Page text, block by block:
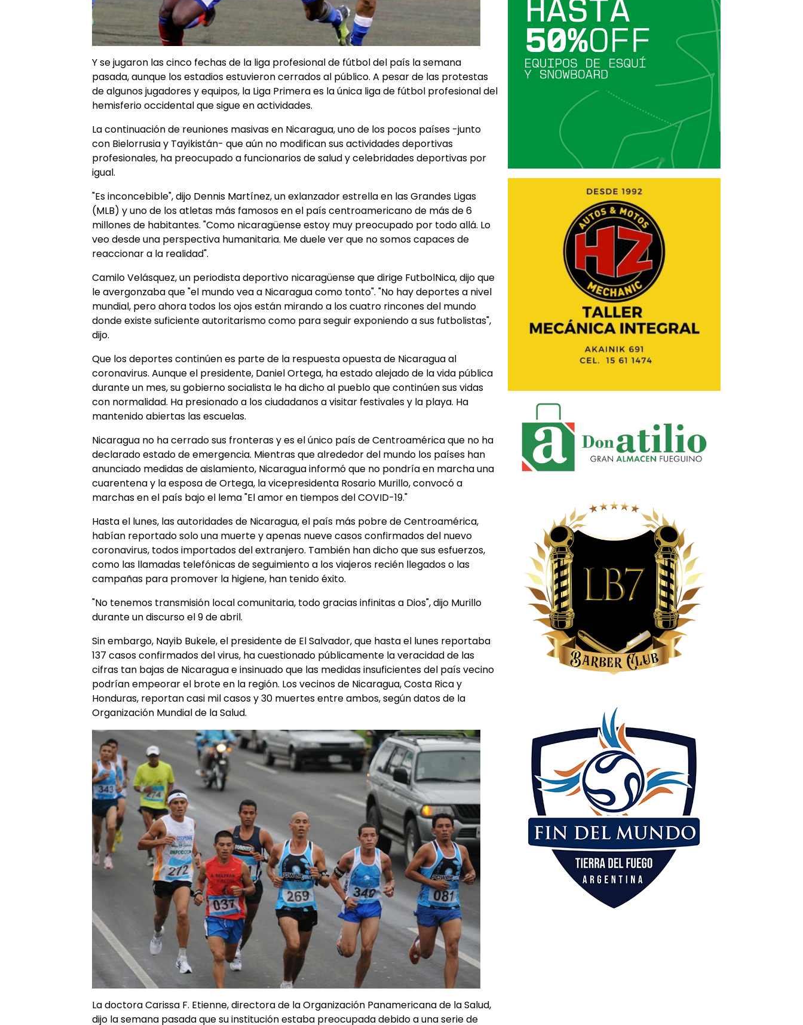
Y se jugaron las cinco fechas de la liga profesional de fútbol del país la semana
pasada, aunque los estadios estuvieron cerrados al público. A pesar de las protestas
de algunos jugadores y equipos, la Liga Primera es la única liga de fútbol profesional del
hemisferio occidental que sigue en actividades.
La continuación de reuniones masivas en Nicaragua, uno de los pocos países -junto
con Bielorrusia y Tayikistán- que aún no modifican sus actividades deportivas
profesionales, ha preocupado a funcionarios de salud y celebridades deportivas por
igual.
"Es inconcebible", dijo Dennis Martínez, un exlanzador estrella en las Grandes Ligas
(MLB) y uno de los atletas más famosos en el país centroamericano de más de 6
millones de habitantes. "Como nicaragüense estoy muy preocupado por todo allá. Lo
veo desde una perspectiva humanitaria. Me duele ver que no somos capaces de
reaccionar a la realidad".
Camilo Velásquez, un periodista deportivo nicaragüense que dirige FutbolNica, dijo que
le avergonzaba que "el mundo vea a Nicaragua como tonto". "No hay deportes a nivel
mundial, pero ahora todos los ojos están mirando a los cuatro rincones del mundo
donde existe suficiente autoritarismo como para seguir exponiendo a sus futbolistas",
dijo.
Que los deportes continúen es parte de la respuesta opuesta de Nicaragua al
coronavirus. Aunque el presidente, Daniel Ortega, ha estado alejado de la vida pública
durante un mes, su gobierno socialista le ha dicho al pueblo que continúen sus vidas
con normalidad. Ha presionado a los ciudadanos a visitar festivales y la playa. Ha
mantenido abiertas las escuelas.
Nicaragua no ha cerrado sus fronteras y es el único país de Centroamérica que no ha
declarado estado de emergencia. Mientras que alrededor del mundo los países han
anunciado medidas de aislamiento, Nicaragua informó que no pondría en marcha una
cuarentena y la esposa de Ortega, la vicepresidenta Rosario Murillo, convocó a
marchas en el país bajo el lema "El amor en tiempos del COVID-19."
Hasta el lunes, las autoridades de Nicaragua, el país más pobre de Centroamérica,
habían reportado solo una muerte y apenas nueve casos confirmados del nuevo
coronavirus, todos importados del extranjero. También han dicho que sus esfuerzos,
como las llamadas telefónicas de seguimiento a los viajeros recién llegados o las
campañas para promover la higiene, han tenido éxito.
"No tenemos transmisión local comunitaria, todo gracias infinitas a Dios", dijo Murillo
durante un discurso el 9 de abril.
Sin embargo, Nayib Bukele, el presidente de El Salvador, que hasta el lunes reportaba
137 casos confirmados del virus, ha cuestionado públicamente la veracidad de las
cifras tan bajas de Nicaragua e insinuado que las medidas insuficientes del país vecino
podrían empeorar el brote en la región. Los vecinos de Nicaragua, Costa Rica y
Honduras, reportan casi mil casos y 30 muertes entre ambos, según datos de la
Organización Mundial de la Salud.
La doctora Carissa F. Etienne, directora de la Organización Panamericana de la Salud,
dijo la semana pasada que su institución estaba preocupada debido a una serie de